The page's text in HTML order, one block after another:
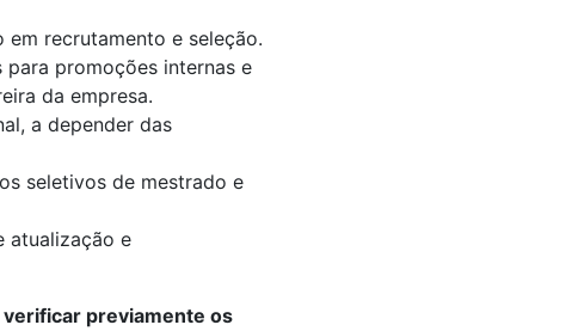
recrutamento e seleção.
para promoções internas e
da empresa.
a depender das
seletivos de mestrado e
atualização e
previamente os